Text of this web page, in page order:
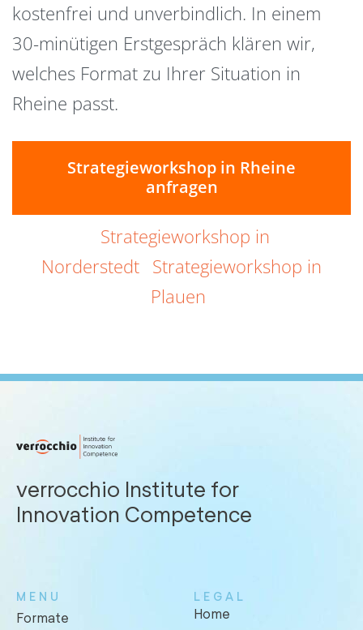
kostenfrei und unverbindlich. In einem
30-minütigen Erstgespräch klären wir,
welches Format zu Ihrer Situation in
Rheine passt.
Strategieworkshop in Rheine
anfragen
Strategieworkshop in
Norderstedt Strategieworkshop in
Plauen
verrocchio Institute for
Innovation Competence
MENU
Formate
LEGAL
Home